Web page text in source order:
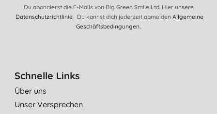
Du abonnierst die E-Mails von Big Green Smile Ltd. Hier unsere
DatenschutzrichtlinieDu kannst dich jederzeit abmelden Allgemeine
Geschäftsbedingungen..
Schnelle Links
Über uns
Unser Versprechen